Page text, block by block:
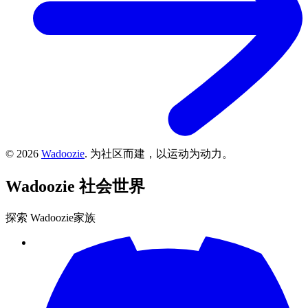
© 2026 Wadoozie. 为社区而建，以运动为动力。
Wadoozie 社会世界
探索 Wadoozie家族